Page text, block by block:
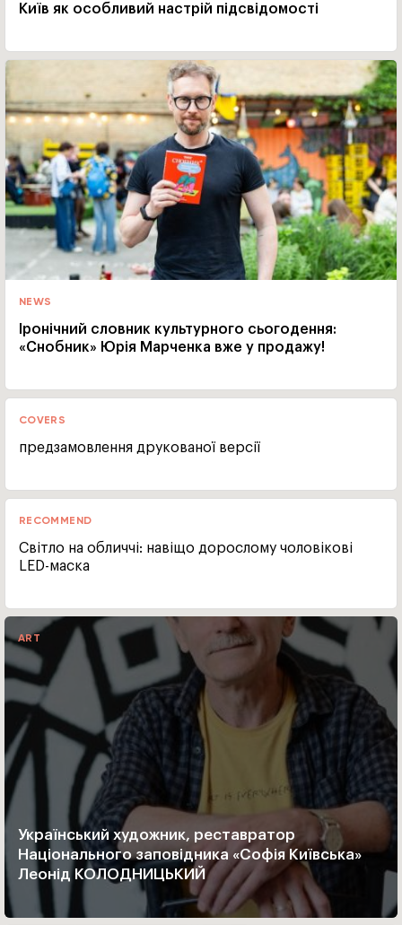
Київ як особливий настрій підсвідомості
NEWS
Іронічний словник культурного сьогодення:
«Снобник» Юрія Марченка вже у продажу!
COVERS
предзамовлення друкованої версії
RECOMMEND
Світло на обличчі: навіщо дорослому чоловікові
LED-маска
ART
Український художник, реставратор
Національного заповідника «Софія Київська»
Леонід КОЛОДНИЦЬКИЙ